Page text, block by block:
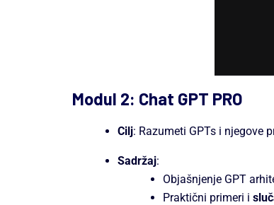
Modul 2: Chat GPT PRO
Cilj: Razumeti GPTs i njegove
Sadržaj:
Objašnjenje GPT
Praktični primeri i